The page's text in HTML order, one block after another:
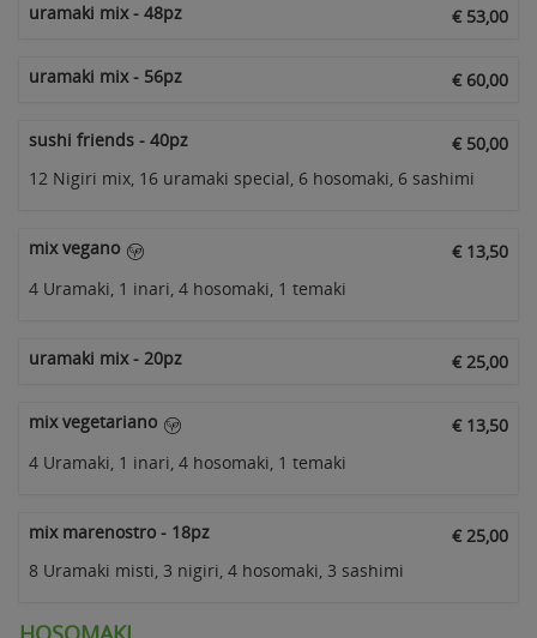
uramaki mix - 48pz € 53,00
uramaki mix - 56pz € 60,00
sushi friends - 40pz
€ 50,00
12 Nigiri mix, 16 uramaki special, 6 hosomaki, 6 sashimi
mix vegano
€ 13,50
4 Uramaki, 1 inari, 4 hosomaki, 1 temaki
uramaki mix - 20pz € 25,00
mix vegetariano
€ 13,50
4 Uramaki, 1 inari, 4 hosomaki, 1 temaki
mix marenostro - 18pz
€ 25,00
8 Uramaki misti, 3 nigiri, 4 hosomaki, 3 sashimi